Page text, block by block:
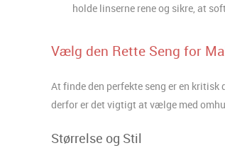
holde linserne rene og sikre, at
Vælg den Rette Seng for
At finde den perfekte seng er en
derfor er det vigtigt at vælge med
Størrelse og Stil